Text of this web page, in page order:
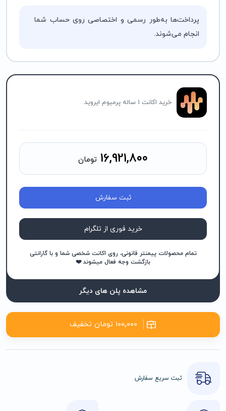
پرداخت‌ها به‌طور رسمی و اختصاصی روی حساب شما
انجام می‌شوند.
خرید اکانت 1 ساله پرمیوم ایروید
16,921,800 تومان
ثبت سفارش
خرید فوری از تلگرام
تمام محصولات پیمنتر قانونی، روی اکانت شخصی شما و با گارانتی
بازگشت وجه فعال میشوند ❤️
مشاهده پلن های دیگر
۱۰۰٬۰۰۰ تومان تخفیف
ثبت سریع سفارش